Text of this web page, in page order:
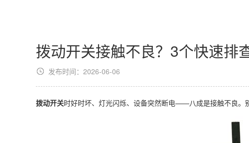
拨动开关接触不良？3个快速排
发布时间：2026-06-06
拨动开关时好时坏、灯光闪烁、设备突然断电——八成是接触不良。